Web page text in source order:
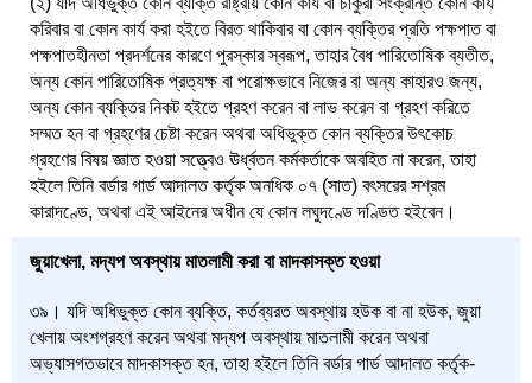
করিবার বা কোন কার্য করা হইতে বিরত থাকিবার বা কোন ব্যক্তির প্রতি পক্ষপাত বা
পক্ষপাতহীনতা প্রদর্শনের কারণে পুরস্কার স্বরূপ, তাহার বৈধ পারিতোষিক ব্যতীত,
অন্য কোন পারিতোষিক প্রত্যক্ষ বা পরোক্ষভাবে নিজের বা অন্য কাহারও জন্য,
অন্য কোন ব্যক্তির নিকট হইতে গ্রহণ করেন বা লাভ করেন বা গ্রহণ করিতে
সম্মত হন বা গ্রহণের চেষ্টা করেন অথবা অধিভুক্ত কোন ব্যক্তির উৎকোচ
গ্রহণের বিষয় জ্ঞাত হওয়া সত্ত্বেও ঊর্ধ্বতন কর্মকর্তাকে অবহিত না করেন, তাহা
হইলে তিনি বর্ডার গার্ড আদালত কর্তৃক অনধিক ০৭ (সাত) বৎসরের সশ্রম
কারাদণ্ডে, অথবা এই আইনের অধীন যে কোন লঘুদণ্ডে দণ্ডিত হইবেন।
জুয়াখেলা, মদ্যপ অবস্থায় মাতলামী করা বা মাদকাসক্ত হওয়া
৩৯। যদি অধিভুক্ত কোন ব্যক্তি, কর্তব্যরত অবস্থায় হউক বা না হউক, জুয়া
খেলায় অংশগ্রহণ করেন অথবা মদ্যপ অবস্থায় মাতলামী করেন অথবা
অভ্যাসগতভাবে মাদকাসক্ত হন, তাহা হইলে তিনি বর্ডার গার্ড আদালত কর্তৃক-